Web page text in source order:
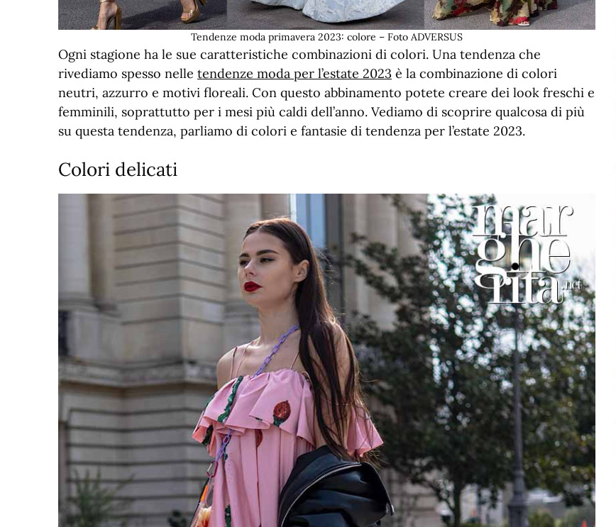
Tendenze moda primavera 2023: colore – Foto ADVERSUS
Ogni stagione ha le sue caratteristiche combinazioni di colori. Una tendenza che
rivediamo spesso nelle tendenze moda per l’estate 2023 è la combinazione di colori
neutri, azzurro e motivi floreali. Con questo abbinamento potete creare dei look freschi e
femminili, soprattutto per i mesi più caldi dell’anno. Vediamo di scoprire qualcosa di più
su questa tendenza, parliamo di colori e fantasie di tendenza per l’estate 2023.
Colori delicati